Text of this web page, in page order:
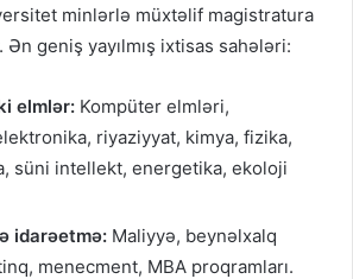
minlərlə müxtəlif magistratura
Ən geniş yayılmış ixtisas sahələri:
elmlər: Kompüter elmləri,
riyaziyyat, kimya, fizika,
süni intellekt, energetika, ekoloji
idarəetmə: Maliyyə, beynəlxalq
menecment, MBA proqramları.